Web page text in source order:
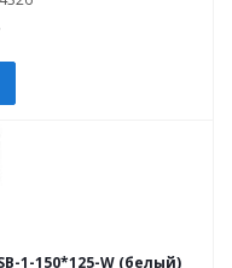
1-150*125-W (белый)